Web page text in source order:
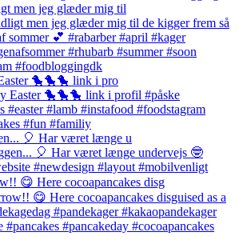
men jeg glæder mig til
🐤🐤🐤 link i pro
🎈 Har været længe u
😋 Here cocoapancakes disg